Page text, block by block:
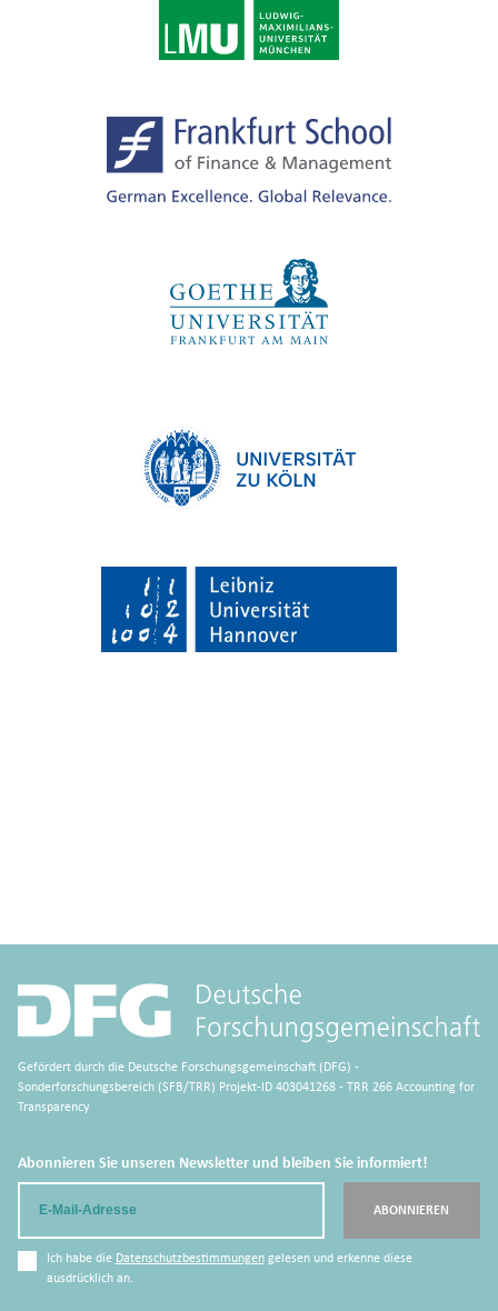
Gefördert durch die Deutsche Forschungsgemeinschaft (DFG) -
Sonderforschungsbereich (SFB/TRR) Projekt-ID 403041268 - TRR 266 Accounting for
Transparency
Abonnieren Sie unseren Newsletter und bleiben Sie informiert!
Ich habe die Datenschutzbestimmungengelesen und erkenne diese
ausdrücklich an.
ABONNIEREN